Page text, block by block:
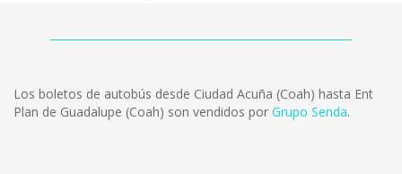
Los boletos de autobús desde Ciudad Acuña (Coah) hasta Ent
Plan de Guadalupe (Coah) son vendidos por Grupo Senda.